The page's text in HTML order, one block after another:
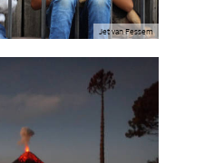
Jet van Fessem